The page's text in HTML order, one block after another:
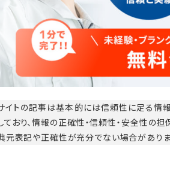
イトの記事は基本的には信頼性に足る情
ており、情報の正確性・信頼性・安全性の
元表記や正確性が充分でない場合がありま